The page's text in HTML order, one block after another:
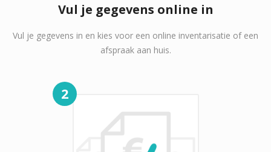
Vul je gegevens online in
Vul je gegevens in en kies voor een online inventarisatie of een
afspraak aan huis.
2